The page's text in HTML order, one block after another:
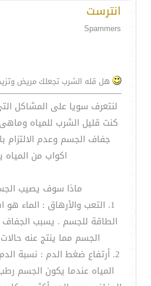
انترست
Spammers
هل قله الشرب تجعلك مريض
لنتعرف سويا على المشاكل
كنت قليل الشرب للمياه وماهى
اكواب من المياه
ماذا سوف يصيب
1. التعب والأرهاق : الماء
الطاقة للجسم . يسبب الجفاف
الجسم مما ينتج عنه
المياه عندما يكون الجسم